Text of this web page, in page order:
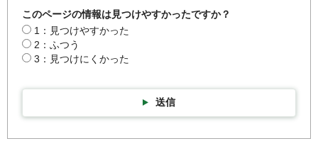
このページの情報は見つけやすかったですか？
1：見つけやすかった
2：ふつう
3：見つけにくかった
送信